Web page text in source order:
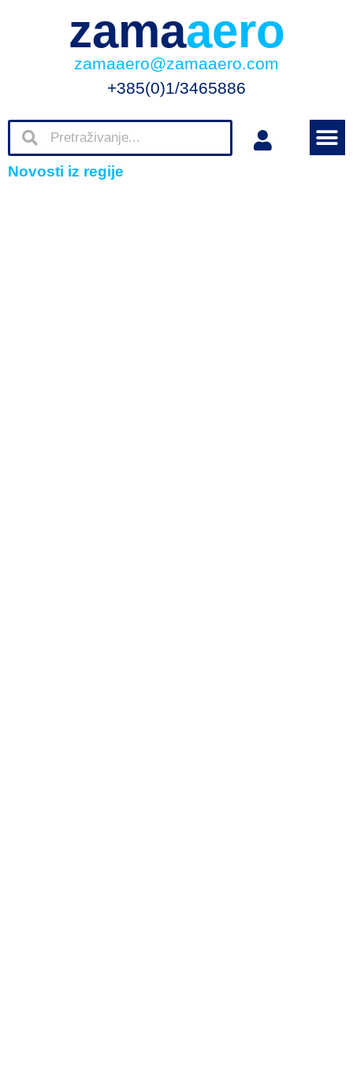
zamaaero
zamaaero@zamaaero.com
+385(0)1/3465886
Novosti iz regije